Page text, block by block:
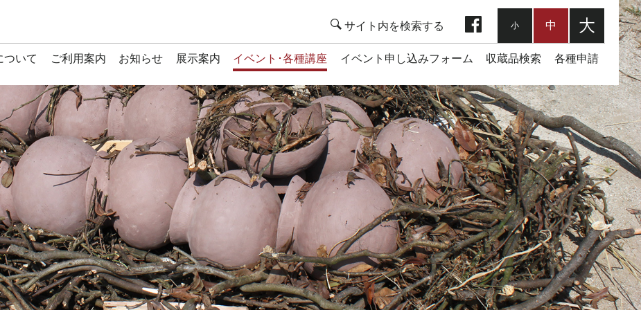
ついて ご利用案内 お知らせ 展示案内 イベント･各種講座 イベント申し込みフォーム 収蔵品検索 各種申請
小 中 大